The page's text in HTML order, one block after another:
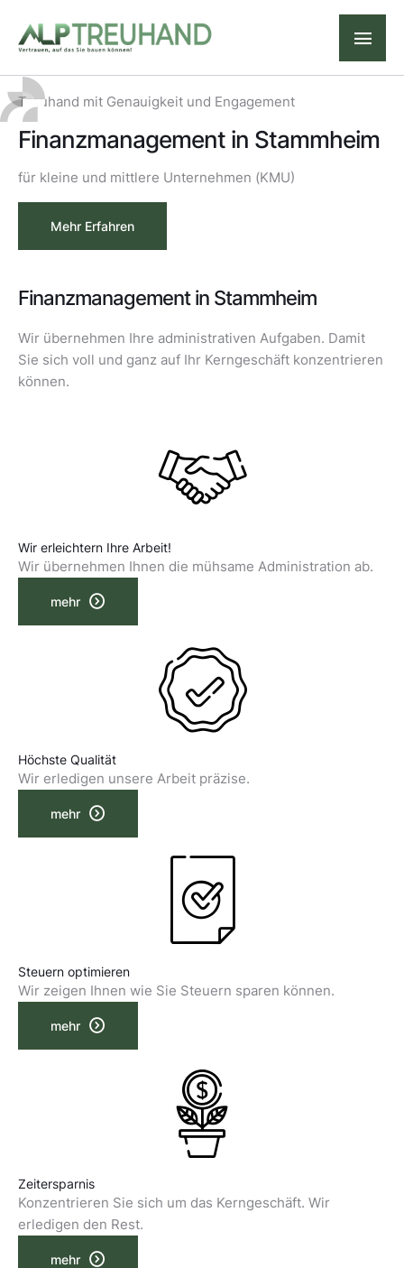
Treuhand mit Genauigkeit und Engagement
Finanzmanagement in Stammheim
für kleine und mittlere Unternehmen (KMU)
Mehr Erfahren
Finanzmanagement in Stammheim
Wir übernehmen Ihre administrativen Aufgaben. Damit
Sie sich voll und ganz auf Ihr Kerngeschäft konzentrieren
können.
Wir erleichtern Ihre Arbeit!
Wir übernehmen Ihnen die mühsame Administration ab.
mehr
Höchste Qualität
Wir erledigen unsere Arbeit präzise.
mehr
Steuern optimieren
Wir zeigen Ihnen wie Sie Steuern sparen können.
mehr
Zeitersparnis
Konzentrieren Sie sich um das Kerngeschäft. Wir
erledigen den Rest.
mehr